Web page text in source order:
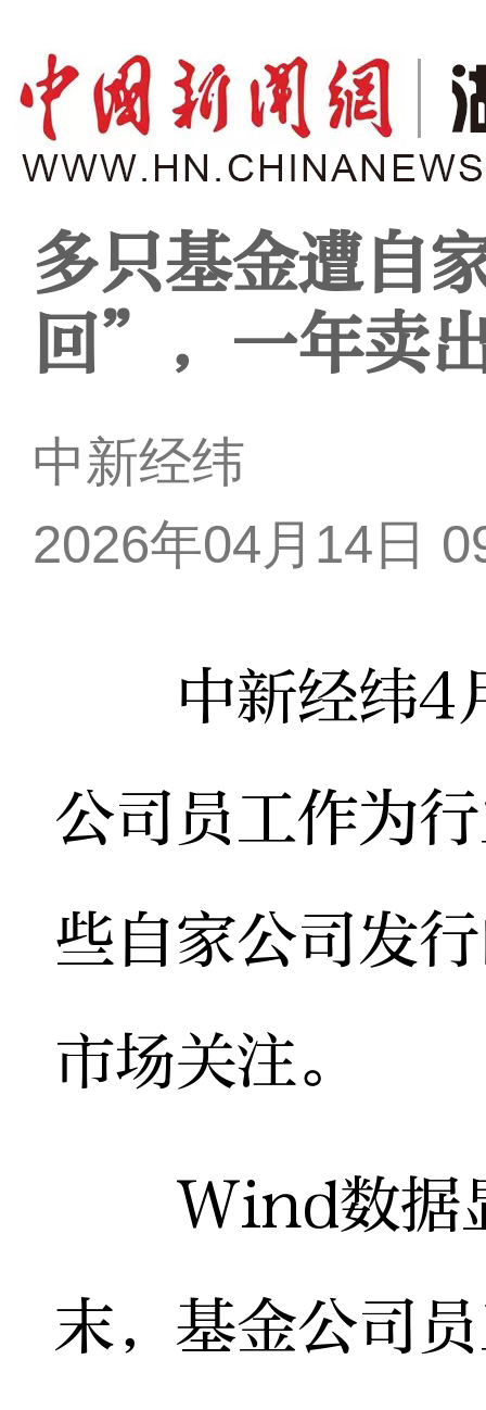
多只基金遭自
回”，一年卖
中新经纬
2026年04月14日
中新经纬4
公司员工作为
些自家公司发
市场关注。
Wind数据显
末，基金公司